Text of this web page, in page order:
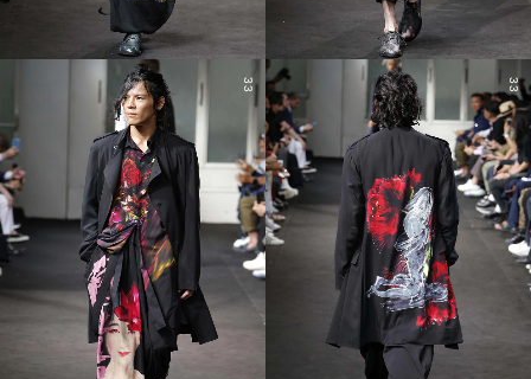
33 33